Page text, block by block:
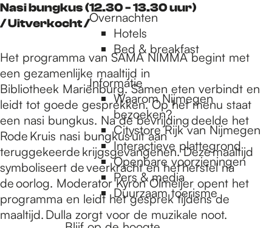
Overnachten
Hotels
Bed & breakfast
Informatie
Waarom Nijmegen
bezoeken?
Citystore Rijk van Nijmegen
Interactieve plattegrond
Openbare voorzieningen
Pers & media
Duurzaam toerisme
Nasi bungkus (12.30 - 13.30 uur)
/ Uitverkocht /
Het programma van SAMA NIMMA begint met
een gezamenlijke maaltijd in
Bibliotheek Mariënburg. Samen eten verbindt en
leidt tot goede gesprekken. Op het menu staat
een nasi bungkus. Na de bevrijding deelde het
Rode Kruis nasi bungkus uit aan
teruggekeerde krijgsgevangenen. Deze maaltijd
symboliseert de veerkracht en het herstel na
de oorlog. Moderator Kyron Olmeijer opent het
programma en leidt het gesprek tijdens de
maaltijd. Dulla zorgt voor de muzikale noot.